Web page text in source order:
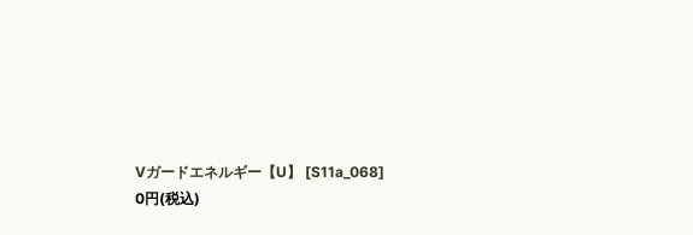
Vガードエネルギー【U】 [S11a_068]
0円(税込)